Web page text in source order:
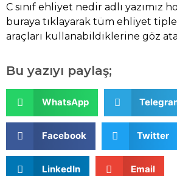
C sınıf ehliyet nedir adlı yazımız
buraya tıklayarak tüm ehliyet
araçları kullanabildiklerine göz
Bu yazıyı paylaş;
WhatsApp
Facebook Twitter
LinkedIn Email